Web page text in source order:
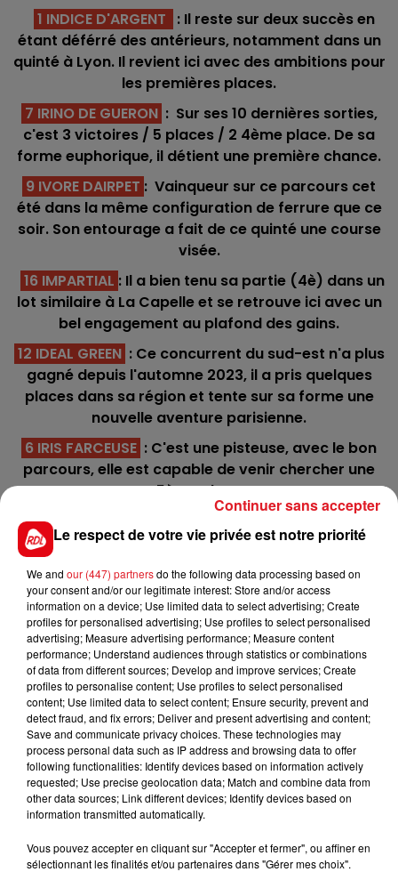
1 INDICE D'ARGENT
: Il reste sur deux succès en
étant déférré des antérieurs, notamment dans un
quinté à Lyon. Il revient ici avec des ambitions pour
les premières places.
7 IRINO DE GUERON : Sur ses 10 dernières sorties,
c'est 3 victoires / 5 places / 2 4ème place. De sa
forme euphorique, il détient une première chance.
9 IVORE DAIRPET : Vainqueur sur ce parcours cet
été dans la même configuration de ferrure que ce
soir. Son entourage a fait de ce quinté une course
visée.
16 IMPARTIAL : Il a bien tenu sa partie (4è) dans un
lot similaire à La Capelle et se retrouve ici avec un
bel engagement au plafond des gains.
12 IDEAL GREEN : Ce concurrent du sud-est n'a plus
gagné depuis l'automne 2023, il a pris quelques
places dans sa région et tente sur sa forme une
nouvelle aventure parisienne.
6 IRIS FARCEUSE : C'est une pisteuse, avec le bon
parcours, elle est capable de venir chercher une
5ème place
Vincennes (R1) : 215 JIMBO SPORT - 801 JADE DE
NAVARY
*************
FILS D'ACTUS
Le respect de votre vie privée est notre priorité
We and our (447) partnersdo the following data processing based on
your consent and/or our legitimate interest: Store and/or access
information on a device; Use limited data to select advertising; Create
profiles for personalised advertising; Use profiles to select personalised
advertising; Measure advertising performance; Measure content
performance; Understand audiences through statistics or combinations
of data from different sources; Develop and improve services; Create
profiles to personalise content; Use profiles to select personalised
content; Use limited data to select content; Ensure security, prevent and
detect fraud, and fix errors; Deliver and present advertising and content;
Save and communicate privacy choices. These technologies may
process personal data such as IP address and browsing data to offer
following functionalities: Identify devices based on information actively
requested; Use precise geolocation data; Match and combine data from
other data sources; Link different devices; Identify devices based on
information transmitted automatically.
Vous pouvez accepter en cliquant sur "Accepter et fermer", ou affiner en
sélectionnant les finalités et/ou partenaires dans "Gérer mes choix".
Continuer sans accepter